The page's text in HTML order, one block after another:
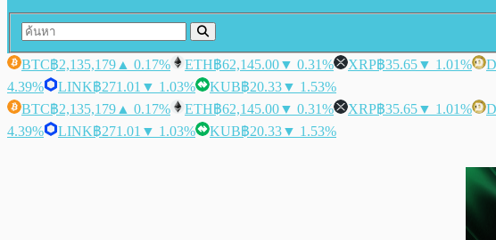
BTC฿2,135,179 ▲ 0.17% ETH฿62,145.00▼ 0.31% XRP฿35.65▼ 1.01%
4.39%
LINK฿271.01 ▼ 1.03% KUB฿20.33▼ 1.53%
BTC฿2,135,179 ▲ 0.17% ETH฿62,145.00▼ 0.31% XRP฿35.65▼ 1.01%
4.39%
LINK฿271.01 ▼ 1.03% KUB฿20.33▼ 1.53%